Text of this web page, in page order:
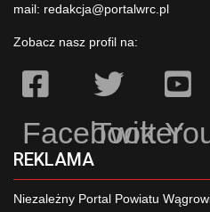
mail: redakcja@portalwrc.pl
Zobacz nasz profil na:
Facebook
Twitter
REKLAMA
Niezależny Portal Powiatu